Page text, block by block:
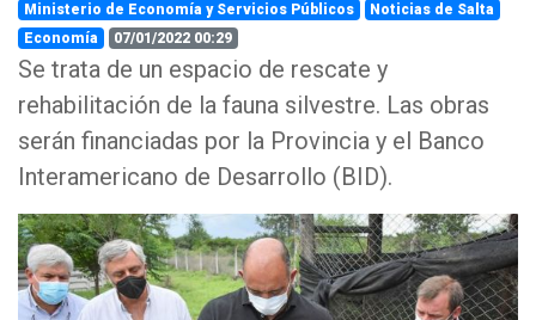
Ministerio de Economía y Servicios Públicos
Noticias de Salta
Economía
07/01/2022 00:29
Se trata de un espacio de rescate y
rehabilitación de la fauna silvestre. Las obras
serán financiadas por la Provincia y el Banco
Interamericano de Desarrollo (BID).